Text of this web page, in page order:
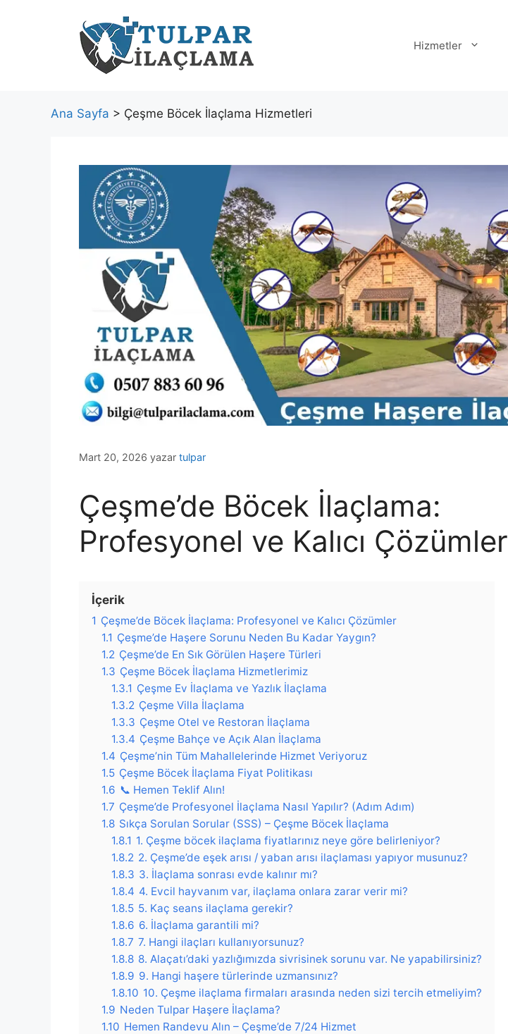
Hizmetler
Ana Sayfa > Çeşme Böcek İlaçlama Hizmetleri
Mart 20, 2026 yazar tulpar
Çeşme’de Böcek İlaçlama:
Profesyonel ve Kalıcı Çözümler
İçerik
1 Çeşme’de Böcek İlaçlama: Profesyonel ve Kalıcı Çözümler
1.1 Çeşme’de Haşere Sorunu Neden Bu Kadar Yaygın?
1.2 Çeşme’de En Sık Görülen Haşere Türleri
1.3 Çeşme Böcek İlaçlama Hizmetlerimiz
1.3.1 Çeşme Ev İlaçlama ve Yazlık İlaçlama
1.3.2 Çeşme Villa İlaçlama
1.3.3 Çeşme Otel ve Restoran İlaçlama
1.3.4 Çeşme Bahçe ve Açık Alan İlaçlama
1.4 Çeşme’nin Tüm Mahallelerinde Hizmet Veriyoruz
1.5 Çeşme Böcek İlaçlama Fiyat Politikası
1.6 📞 Hemen Teklif Alın!
1.7 Çeşme’de Profesyonel İlaçlama Nasıl Yapılır? (Adım Adım)
1.8 Sıkça Sorulan Sorular (SSS) – Çeşme Böcek İlaçlama
1.8.1 1. Çeşme böcek ilaçlama fiyatlarınız neye göre belirleniyor?
1.8.2 2. Çeşme’de eşek arısı / yaban arısı ilaçlaması yapıyor musunuz?
1.8.3 3. İlaçlama sonrası evde kalınır mı?
1.8.4 4. Evcil hayvanım var, ilaçlama onlara zarar verir mi?
1.8.5 5. Kaç seans ilaçlama gerekir?
1.8.6 6. İlaçlama garantili mi?
1.8.7 7. Hangi ilaçları kullanıyorsunuz?
1.8.8 8. Alaçatı’daki yazlığımızda sivrisinek sorunu var. Ne yapabilirsiniz?
1.8.9 9. Hangi haşere türlerinde uzmansınız?
1.8.10 10. Çeşme ilaçlama firmaları arasında neden sizi tercih etmeliyim?
1.9 Neden Tulpar Haşere İlaçlama?
1.10 Hemen Randevu Alın – Çeşme’de 7/24 Hizmet